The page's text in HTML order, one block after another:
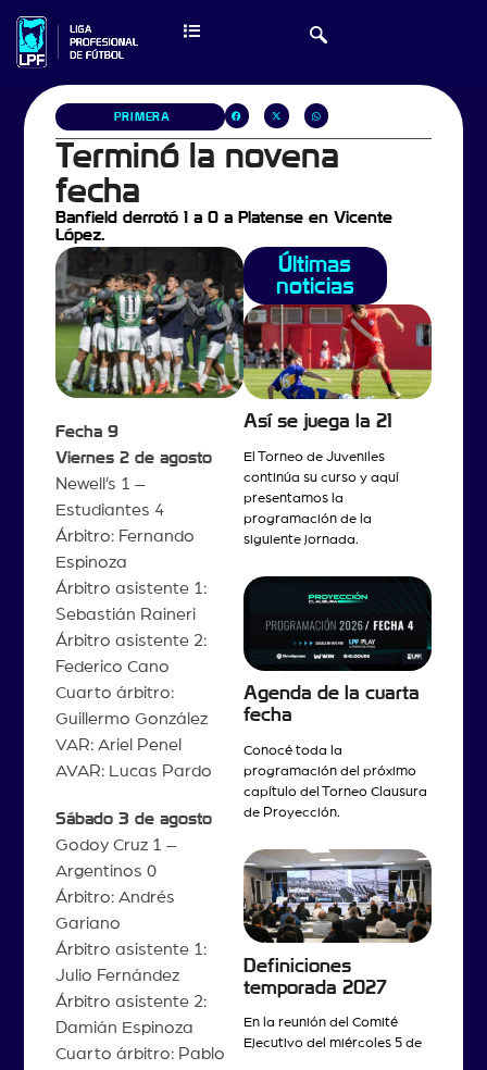
PRIMERA
Terminó la novena
fecha
Banfield derrotó 1 a 0 a Platense en Vicente
López.
Fecha 9
Viernes 2 de agosto
Newell’s 1 –
Estudiantes 4
Árbitro: Fernando
Espinoza
Árbitro asistente 1:
Sebastián Raineri
Árbitro asistente 2:
Federico Cano
Cuarto árbitro:
Guillermo González
VAR: Ariel Penel
AVAR: Lucas Pardo
Sábado 3 de agosto
Godoy Cruz 1 –
Argentinos 0
Árbitro: Andrés
Gariano
Árbitro asistente 1:
Julio Fernández
Árbitro asistente 2:
Damián Espinoza
Cuarto árbitro: Pablo
Últimas
noticias
Así se juega la 21
El Torneo de Juveniles
continúa su curso y aquí
presentamos la
programación de la
siguiente jornada.
Agenda de la cuarta
fecha
Conocé toda la
programación del próximo
capítulo del Torneo Clausura
de Proyección.
Definiciones
temporada 2027
En la reunión del Comité
Ejecutivo del miércoles 5 de